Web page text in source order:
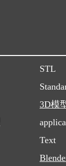
STL
3D模
Text